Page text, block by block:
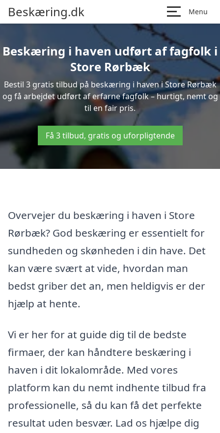
Beskæring.dk Menu
Beskæring i haven udført af fagfolk i
Store Rørbæk
Bestil 3 gratis tilbud på beskæring i haven i Store Rørbæk
og få arbejdet udført af erfarne fagfolk – hurtigt, nemt og
til en fair pris.
Få 3 tilbud, gratis og uforpligtende
Overvejer du beskæring i haven i Store
Rørbæk? God beskæring er essentielt for
sundheden og skønheden i din have. Det
kan være svært at vide, hvordan man
bedst griber det an, men heldigvis er der
hjælp at hente.
Vi er her for at guide dig til de bedste
firmaer, der kan håndtere beskæring i
haven i dit lokalområde. Med vores
platform kan du nemt indhente tilbud fra
professionelle, så du kan få det perfekte
resultat uden besvær. Lad os hjælpe dig